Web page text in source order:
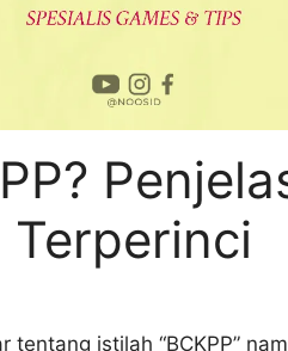
tentang istilah “BCKPP”